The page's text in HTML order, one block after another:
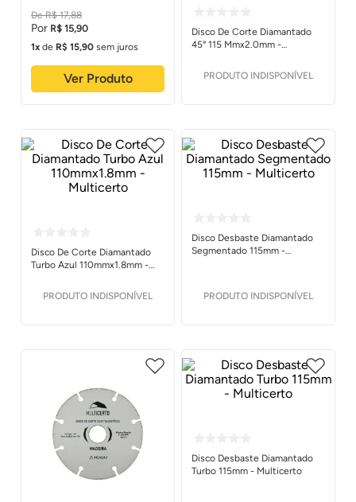
R$ 17,88
R$ 15,90
1
de R$ 15,90 sem juros
Ver Produto
Disco De Corte Diamantado
45° 115 Mmx2.0mm -
PRODUTO INDISPONÍVEL
Disco De Corte Diamantado
Turbo Azul 110mmx1.8mm -
PRODUTO INDISPONÍVEL
Disco Desbaste Diamantado
Segmentado 115mm -
PRODUTO INDISPONÍVEL
Disco Desbaste Diamantado
Turbo 115mm - Multicerto